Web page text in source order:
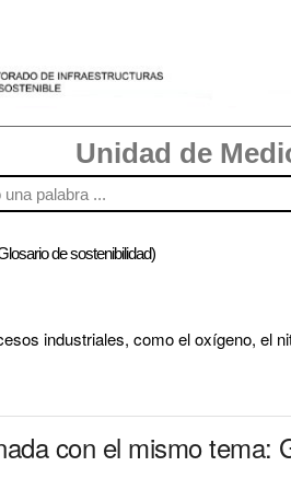
Unidad de
de sostenibilidad)
industriales, como el oxígeno, el
con el mismo tema: